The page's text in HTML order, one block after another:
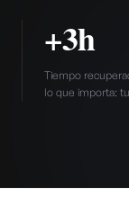
+3h
Tiempo
lo que importa: